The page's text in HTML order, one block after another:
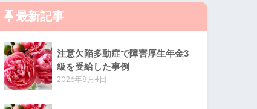
最新記事
注意欠陥多動症で障害厚生年金3
級を受給した事例
2026年8月4日